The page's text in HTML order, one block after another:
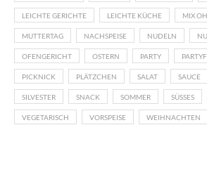
LEICHTE GERICHTE LEICHTE KÜCHE MIX
MUTTERTAG NACHSPEISE NUDELN
OFENGERICHT OSTERN PARTY
PICKNICK PLÄTZCHEN SALAT SAUCE
SILVESTER SNACK SOMMER SÜSSES
VEGETARISCH VORSPEISE WEIHNACHTEN